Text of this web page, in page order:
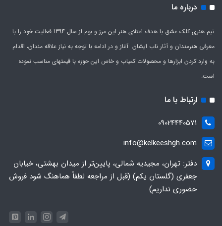
درباره ما
تیم هنری کلک عشق با هدف اعتلای هنر این مرز و بوم از سال 1394 فعالیت خود را با
معرفی هنرمندان و آثار ناب ایشان آغاز و در ادامه با توجه به نیاز علاقه مندان، اقدام
به وارد کردن ابزارها و محصولات کمیاب و خاص این حوزه با قیمتهای مناسب نموده
است.
ارتباط با ما
09024440571
info@kelkeeshgh.com
دفتر: تهران، مجیدیه شمالی، پایین‌تر از میدان بهشتی، خیابان
جعفری (گلستان یکم) (قبل از مراجعه لطفاً هماهنگ شود فروش
حضوری نداریم)